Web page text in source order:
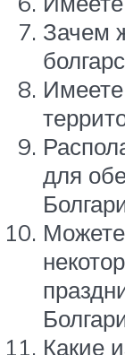
Зачем
для
Какие